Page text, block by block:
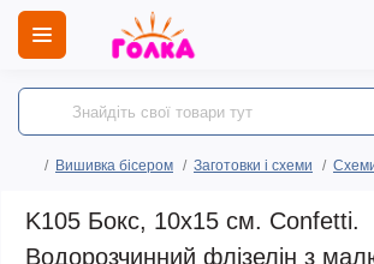
Вишивка бісером Заготовки і схеми
K105 Бокс, 10х15 см. Confetti.
Водорозчинний флізелін з